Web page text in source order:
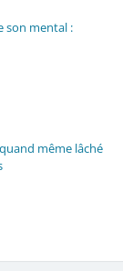
son mental :
même lâché